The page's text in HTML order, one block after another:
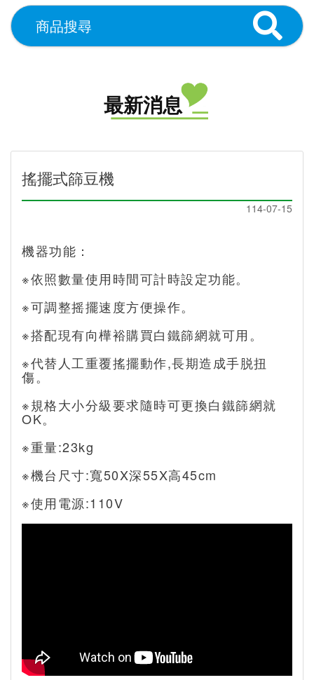
最新消息
搖擺式篩豆機
114-07-15
機器功能：
※依照數量使用時間可計時設定功能。
※可調整摇擺速度方便操作。
※搭配現有向樺裕購買白鐵篩網就可用。
※代替人工重覆搖擺動作,長期造成手脱扭
傷。
※規格大小分級要求隨時可更換白鐵篩網就
OK。
※重量:23kg
※機台尺寸:寬50X深55X高45cm
※使用電源:110V